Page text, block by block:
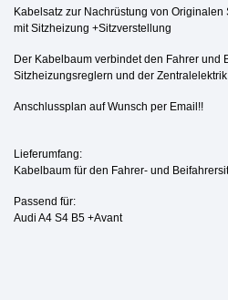
Kabelsatz zur Nachrüstung von Originalen
mit Sitzheizung +Sitzverstellung
Der Kabelbaum verbindet den Fahrer und
Sitzheizungsreglern und der Zentralelektrik.
Anschlussplan auf Wunsch per Email!!
Lieferumfang:
Kabelbaum für den Fahrer- und
Passend für:
Audi A4 S4 B5 +Avant